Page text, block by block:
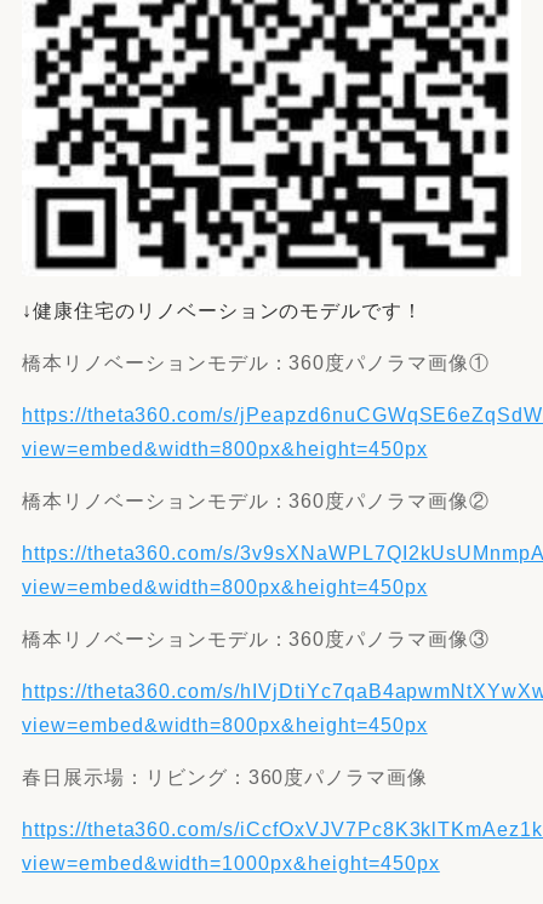
↓健康住宅のリノベーションのモデルです！
橋本リノベーションモデル：360度パノラマ画像①
https://theta360.com/s/
view=embed&width=800px&height=450px
橋本リノベーションモデル：360度パノラマ画像②
https://theta360.com/s/
view=embed&width=800px&height=450px
橋本リノベーションモデル：360度パノラマ画像③
https://theta360.com/s/
view=embed&width=800px&height=450px
春日展示場：リビング：360度パノラマ画像
https://theta360.com/s/
view=embed&width=1000px&height=450px